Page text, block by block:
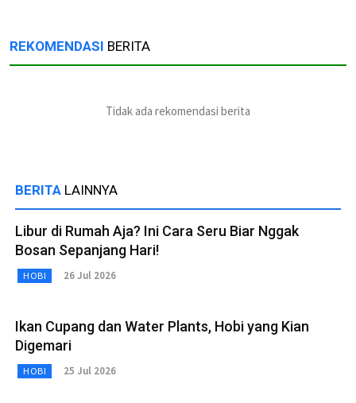
REKOMENDASI BERITA
Tidak ada rekomendasi berita
BERITA LAINNYA
Libur di Rumah Aja? Ini Cara Seru Biar Nggak
Bosan Sepanjang Hari!
HOBI 26 Jul 2026
Ikan Cupang dan Water Plants, Hobi yang Kian
Digemari
HOBI 25 Jul 2026